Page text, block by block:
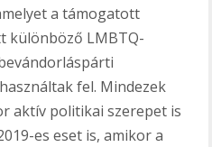
a támogatott
különböző LMBTQ-
fel. Mindezek
aktív politikai szerepet is
es eset is, amikor a